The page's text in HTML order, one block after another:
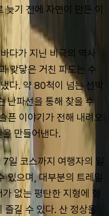
기 전에 자연이 만든 이
다가 지닌 비극의 역사
맞닿은 거친 파도는 수
다. 약 80척이 넘는 선박
난파선을 통해 찾을 수
픈 이야기가 전해 내려오
만들어낸다.
일 코스까지 여행자의 일
있으며, 대부분의 트레일
없는 평탄한 지형에 형
즐길 수 있다. 산 정상을